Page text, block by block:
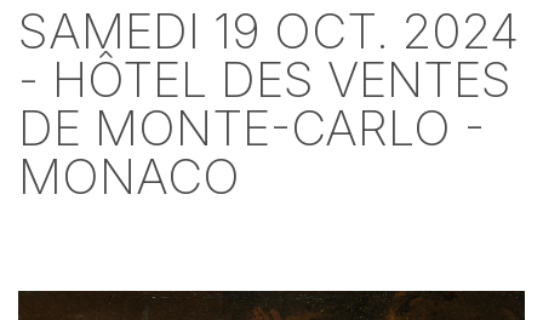
SAMEDI 19 OCT. 2024
- HÔTEL DES VENTES
DE MONTE-CARLO -
MONACO